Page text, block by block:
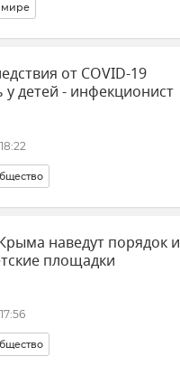
мире
от COVID-19
у детей - инфекционист
наведут порядок и
площадки